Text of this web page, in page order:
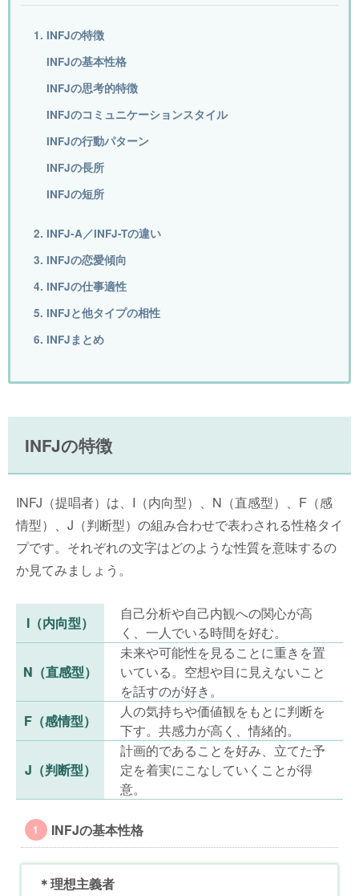
1. INFJの特徴
INFJの基本性格
INFJの思考的特徴
INFJのコミュニケーションスタイル
INFJの行動パターン
INFJの長所
INFJの短所
2. INFJ-A／INFJ-Tの違い
3. INFJの恋愛傾向
4. INFJの仕事適性
5. INFJと他タイプの相性
6. INFJまとめ
INFJの特徴
INFJ（提唱者）は、I（内向型）、N（直感型）、F（感
情型）、J（判断型）の組み合わせで表わされる性格タイ
プです。それぞれの文字はどのような性質を意味するの
か見てみましょう。
I（内向型）
自己分析や自己内観への関心が高
く、一人でいる時間を好む。
N（直感型）
未来や可能性を見ることに重きを置
いている。空想や目に見えないこと
を話すのが好き。
F（感情型）
人の気持ちや価値観をもとに判断を
下す。共感力が高く、情緒的。
J（判断型）
計画的であることを好み、立てた予
定を着実にこなしていくことが得
意。
INFJの基本性格
＊理想主義者